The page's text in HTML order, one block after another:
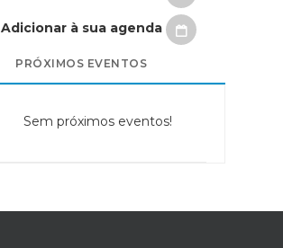
Adicionar à sua agenda
PRÓXIMOS EVENTOS
Sem próximos eventos!